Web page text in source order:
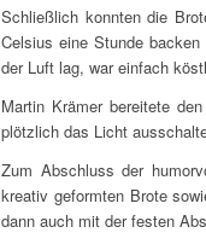
Schließ­lich konn­ten die
Cel­si­us eine Stun­de
der Luft lag, war ein­fach
Mar­tin Krä­mer berei­te­te
plötz­lich das Licht
Zum Abschluss der
krea­tiv geform­ten Bro­te
dann auch mit der fes­ten